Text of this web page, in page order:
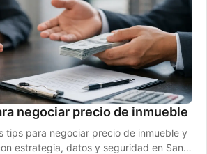
negociar precio de inmueble
tips para negociar precio de inmueble y
estrategia, datos y seguridad en Santa